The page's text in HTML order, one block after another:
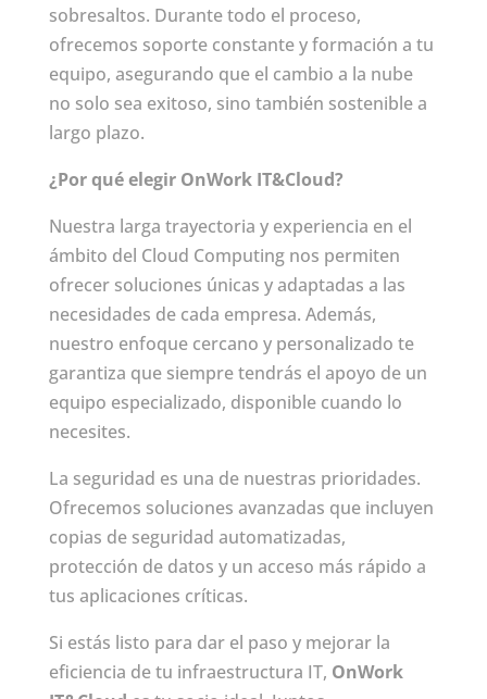
sobresaltos. Durante todo el proceso,
ofrecemos soporte constante y formación a tu
equipo, asegurando que el cambio a la nube
no solo sea exitoso, sino también sostenible a
largo plazo.
¿Por qué elegir OnWork IT&Cloud?
Nuestra larga trayectoria y experiencia en el
ámbito del Cloud Computing nos permiten
ofrecer soluciones únicas y adaptadas a las
necesidades de cada empresa. Además,
nuestro enfoque cercano y personalizado te
garantiza que siempre tendrás el apoyo de un
equipo especializado, disponible cuando lo
necesites.
La seguridad es una de nuestras prioridades.
Ofrecemos soluciones avanzadas que incluyen
copias de seguridad automatizadas,
protección de datos y un acceso más rápido a
tus aplicaciones críticas.
Si estás listo para dar el paso y mejorar la
eficiencia de tu infraestructura IT, OnWork